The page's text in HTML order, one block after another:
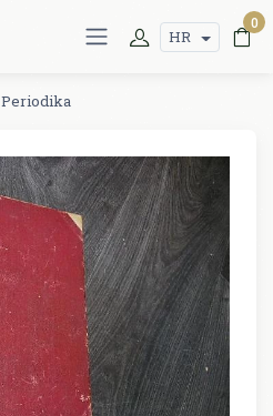
HR
0
Periodika